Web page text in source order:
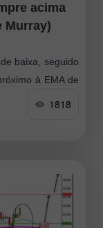
acima
Murray)
baixa, seguido
à EMA de
em direção à
1818